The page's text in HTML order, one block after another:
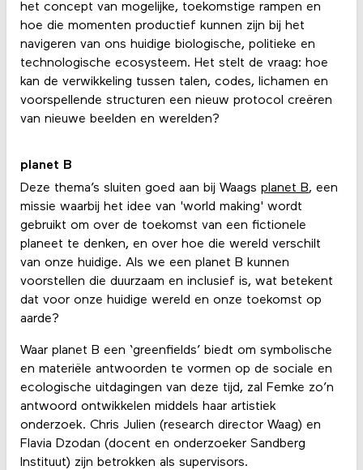
het concept van mogelijke, toekomstige rampen en
hoe die momenten productief kunnen zijn bij het
navigeren van ons huidige biologische, politieke en
technologische ecosysteem. Het stelt de vraag: hoe
kan de verwikkeling tussen talen, codes, lichamen en
voorspellende structuren een nieuw protocol creëren
van nieuwe beelden en werelden?
planet B
Deze thema’s sluiten goed aan bij Waags planet B, een
missie waarbij het idee van 'world making' wordt
gebruikt om over de toekomst van een fictionele
planeet te denken, en over hoe die wereld verschilt
van onze huidige. Als we een planet B kunnen
voorstellen die duurzaam en inclusief is, wat betekent
dat voor onze huidige wereld en onze toekomst op
aarde?
Waar planet B een ‘greenfields’ biedt om symbolische
en materiële antwoorden te vormen op de sociale en
ecologische uitdagingen van deze tijd, zal Femke zo’n
antwoord ontwikkelen middels haar artistiek
onderzoek. Chris Julien (research director Waag) en
Flavia Dzodan (docent en onderzoeker Sandberg
Instituut) zijn betrokken als supervisors.